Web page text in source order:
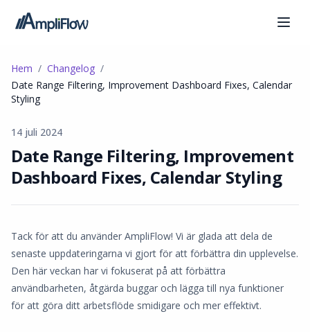
Hem
Changelog
Date Range Filtering, Improvement Dashboard Fixes, Calendar
Styling
14 juli 2024
Date Range Filtering, Improvement
Dashboard Fixes, Calendar Styling
Tack för att du använder AmpliFlow! Vi är glada att dela de
senaste uppdateringarna vi gjort för att förbättra din upplevelse.
Den här veckan har vi fokuserat på att förbättra
användbarheten, åtgärda buggar och lägga till nya funktioner
för att göra ditt arbetsflöde smidigare och mer effektivt.